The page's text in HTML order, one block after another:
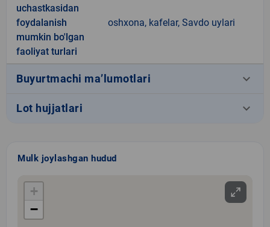
uchastkasidan
foydalanish
mumkin bo'lgan
faoliyat turlari
oshxona, kafelar, Savdo uylari
Buyurtmachi ma’lumotlari keyboard_arrow_down
Lot hujjatlari keyboard_arrow_down
Mulk joylashgan hudud
+
−